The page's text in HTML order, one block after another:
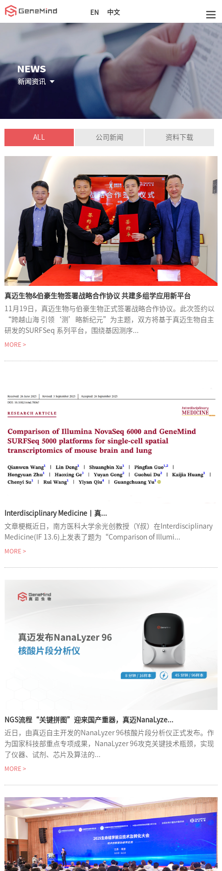
EN 中文
ALL 公司新闻 资料下载
真迈生物&伯豪生物签署战略合作协议 共建多组学应用新平台
11月19日，真迈生物与伯豪生物正式签署战略合作协议。此次签约以
“跨越山海 引领‘测’略新纪元”为主题，双方将基于真迈生物自主
研发的SURFSeq 系列平台，围绕基因测序...
MORE >
Interdisciplinary Medicine丨真...
文章梗概近日，南方医科大学余光创教授（Y叔）在Interdisciplinary
Medicine(IF 13.6)上发表了题为“Comparison of Illumi...
MORE >
NGS流程“关键拼图”迎来国产重器，真迈NanaLyze...
近日，由真迈自主开发的NanaLyzer 96核酸片段分析仪正式发布。作
为国家科技部重点专项成果，NanaLyzer 96攻克关键技术瓶颈，实现
了仪器、试剂、芯片及算法的...
MORE >